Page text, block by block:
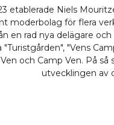
etablerade Niels
moderbolag för flera
en rad nya delägare
"Vens
och Camp Ven. På
utvecklingen av